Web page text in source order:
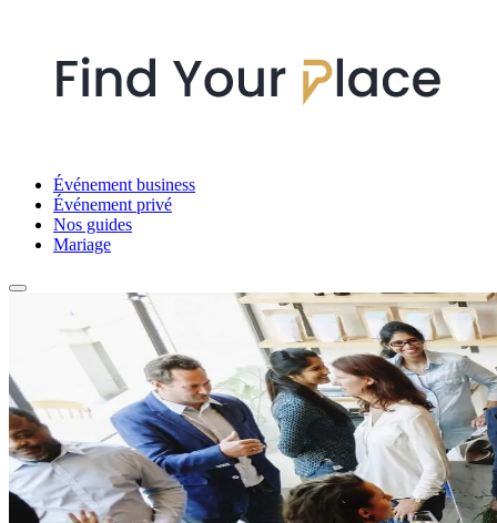
Événement business
Événement privé
Nos guides
Mariage